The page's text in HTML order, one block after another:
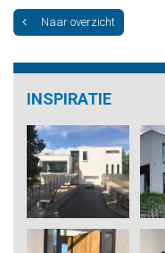
Naar overzicht
INSPIRATIE